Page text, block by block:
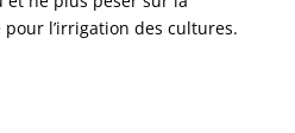
l’irrigation des cultures.